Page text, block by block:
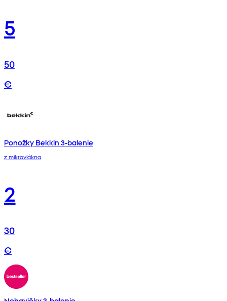
5
50
€
Ponožky Bekkin 3-balenie
z mikrovlákna
2
30
€